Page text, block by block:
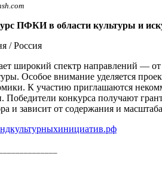
ПФКИ в области культуры и
/ Россия
широкий спектр направлений —
Особое внимание уделяется
К участию приглашаются
Победители конкурса получают
и зависит от содержания и